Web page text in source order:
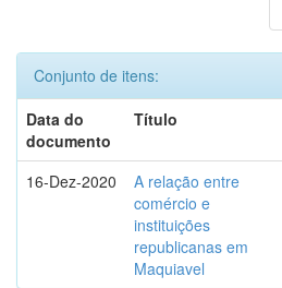
Conjunto de itens:
Data do
documento
Título
16-Dez-2020
A relação entre
comércio e
instituições
republicanas em
Maquiavel